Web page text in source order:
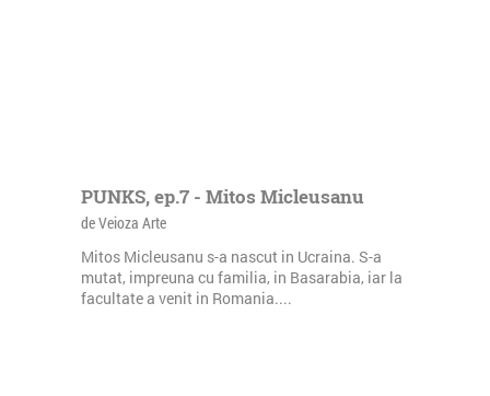
PUNKS, ep.7 - Mitos Micleusanu
de Veioza Arte
Mitos Micleusanu s-a nascut in Ucraina. S-a
mutat, impreuna cu familia, in Basarabia, iar la
facultate a venit in Romania....